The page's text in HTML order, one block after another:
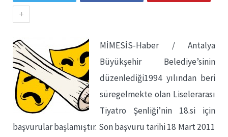
+
MİMESİS-Haber / Antalya
Büyükşehir Belediye’sinin
düzenlediği1994 yılından beri
süregelmekte olan Liselerarası
Tiyatro Şenliği’nin 18.si için
başvurular başlamıştır. Son başvuru tarihi 18 Mart 2011